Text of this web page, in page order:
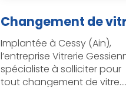
Changement de
Implantée à Cessy (Ain),
l’entreprise Vitrerie
spécialiste à solliciter pour
tout changement de vitre....